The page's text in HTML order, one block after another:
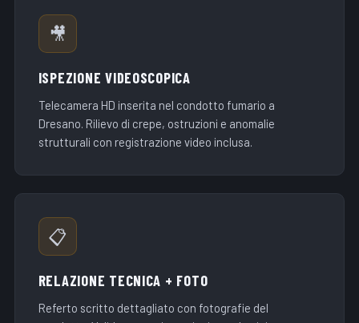
🎥
ISPEZIONE VIDEOSCOPICA
Telecamera HD inserita nel condotto fumario a
Dresano. Rilievo di crepe, ostruzioni e anomalie
strutturali con registrazione video inclusa.
📋
RELAZIONE TECNICA + FOTO
Referto scritto dettagliato con fotografie del